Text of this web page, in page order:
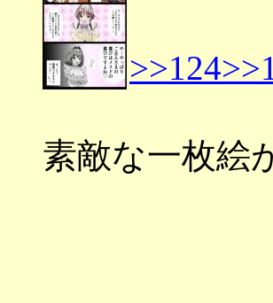
>>124
素敵な一枚絵